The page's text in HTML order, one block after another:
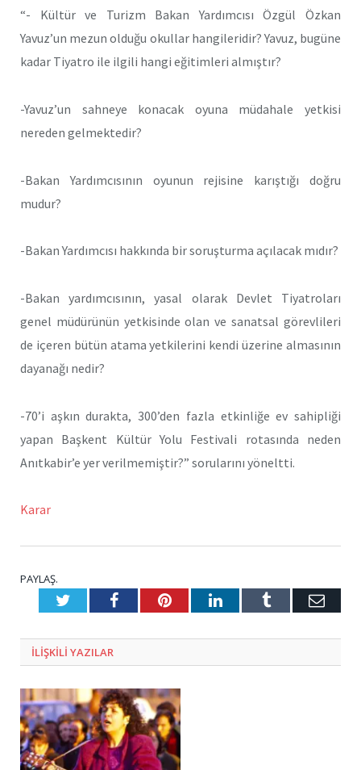
“- Kültür ve Turizm Bakan Yardımcısı Özgül Özkan
Yavuz’un mezun olduğu okullar hangileridir? Yavuz, bugüne
kadar Tiyatro ile ilgili hangi eğitimleri almıştır?
-Yavuz’un sahneye konacak oyuna müdahale yetkisi
nereden gelmektedir?
-Bakan Yardımcısının oyunun rejisine karıştığı doğru
mudur?
-Bakan Yardımcısı hakkında bir soruşturma açılacak mıdır?
-Bakan yardımcısının, yasal olarak Devlet Tiyatroları
genel müdürünün yetkisinde olan ve sanatsal görevlileri
de içeren bütün atama yetkilerini kendi üzerine almasının
dayanağı nedir?
-70’i aşkın durakta, 300’den fazla etkinliğe ev sahipliği
yapan Başkent Kültür Yolu Festivali rotasında neden
Anıtkabir’e yer verilmemiştir?” sorularını yöneltti.
Karar
PAYLAŞ.
TwitterFacebookPinterestLinkedInTumblr E-
ILIŞKILI YAZILAR